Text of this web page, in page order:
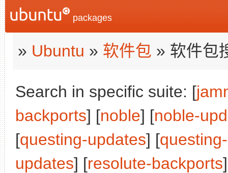
packages
» Ubuntu » 软件包 » 软件包
Search in specific suite: [
backports] [noble] [noble-
[questing-updates] [
updates] [resolute-backports